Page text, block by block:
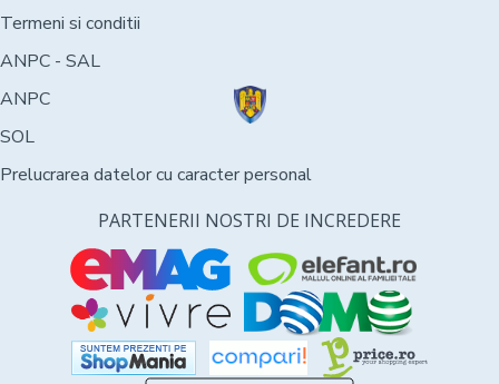
Termeni si conditii
ANPC - SAL
ANPC
SOL
Prelucrarea datelor cu caracter personal
PARTENERII NOSTRI DE INCREDERE